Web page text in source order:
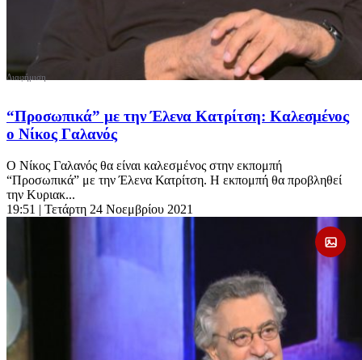
“Προσωπικά” με την Έλενα Κατρίτση: Καλεσμένος
ο Νίκος Γαλανός
Ο Νίκος Γαλανός θα είναι καλεσμένος στην εκπομπή
“Προσωπικά” με την Έλενα Κατρίτση. Η εκπομπή θα προβληθεί
την Κυριακ...
19:51 | Τετάρτη 24 Νοεμβρίου 2021